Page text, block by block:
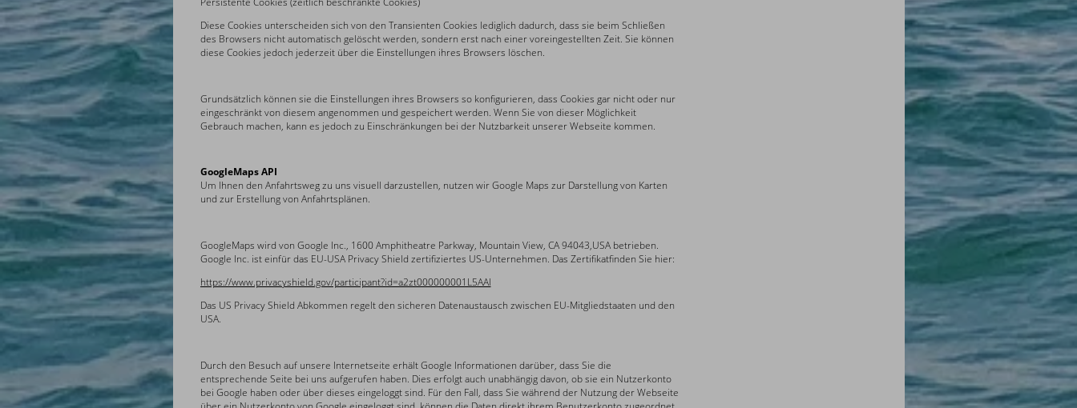
Diese Cookies unterscheiden sich von den Transienten Cookies lediglich dadurch, dass sie beim Schließen
des Browsers nicht automatisch gelöscht werden, sondern erst nach einer voreingestellten Zeit. Sie können
diese Cookies jedoch jederzeit über die Einstellungen ihres Browsers löschen.
Grundsätzlich können sie die Einstellungen ihres Browsers so konfigurieren, dass Cookies gar nicht oder nur
eingeschränkt von diesem angenommen und gespeichert werden. Wenn Sie von dieser Möglichkeit
Gebrauch machen, kann es jedoch zu Einschränkungen bei der Nutzbarkeit unserer Webseite kommen.
GoogleMaps API
Um Ihnen den Anfahrtsweg zu uns visuell darzustellen, nutzen wir Google Maps zur Darstellung von Karten
und zur Erstellung von Anfahrtsplänen.
GoogleMaps wird von Google Inc., 1600 Amphitheatre Parkway, Mountain View, CA 94043,USA betrieben.
Google Inc. ist einfür das EU-USA Privacy Shield zertifiziertes US-Unternehmen. Das Zertifikatfinden Sie hier:
https://www.privacyshield.gov/participant?id=a2zt000000001L5AAI
Das US Privacy Shield Abkommen regelt den sicheren Datenaustausch zwischen EU-Mitgliedstaaten und den
USA.
Durch den Besuch auf unsere Internetseite erhält Google Informationen darüber, dass Sie die
entsprechende Seite bei uns aufgerufen haben. Dies erfolgt auch unabhängig davon, ob sie ein Nutzerkonto
bei Google haben oder über dieses eingeloggt sind. Für den Fall, dass Sie während der Nutzung der Webseite
über ein Nutzerkonto von Google eingeloggt sind, können die Daten direkt ihrem Benutzerkonto zugeordnet